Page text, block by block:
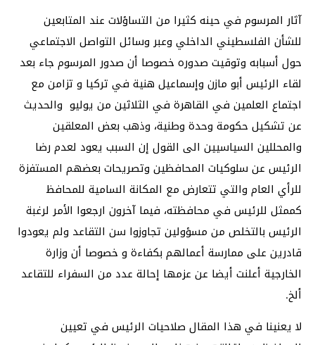
آثار المرسوم في حينه كثيرا من التساؤلات عند المتابعين
للشأن الفلسطيني الداخلي وعبر وسائل التواصل الاجتماعي
حول أسبابه وتوقيت صدوره خصوصا أن صدور المرسوم جاء بعد
لقاء الرئيس أبو مازن وإسماعيل هنية في تركيا و تزامن مع
اجتماع العلمين في القاهرة في الثلاثين من يوليو والحديث
عن تشكيل حكومة وحدة وطنية، وذهب بعض المعلقين
والمحللين السياسيين الى القول إن السبب يعود لعدم رضا
الرئيس عن سلوكيات المحافظين وتصريحات بعضهم المستفزة
للرأي العام والتي تتعارض مع المكانة السامية للمحافظ
كممثل للرئيس في محافظته، فيما آخرون ارجعوا الأمر لرغبة
الرئيس بالتخلص من مسؤولين تجاوزوا سن التقاعد ولم يعودوا
قادرين على ممارسة أعمالهم بكفاءة و خصوصا أن وزارة
الخارجية أعلنت أيضا عن عزمها إحالة عدد من السفراء للتقاعد
ألخ.
لا يعنينا في هذا المقال صلاحيات الرئيس في تعيين